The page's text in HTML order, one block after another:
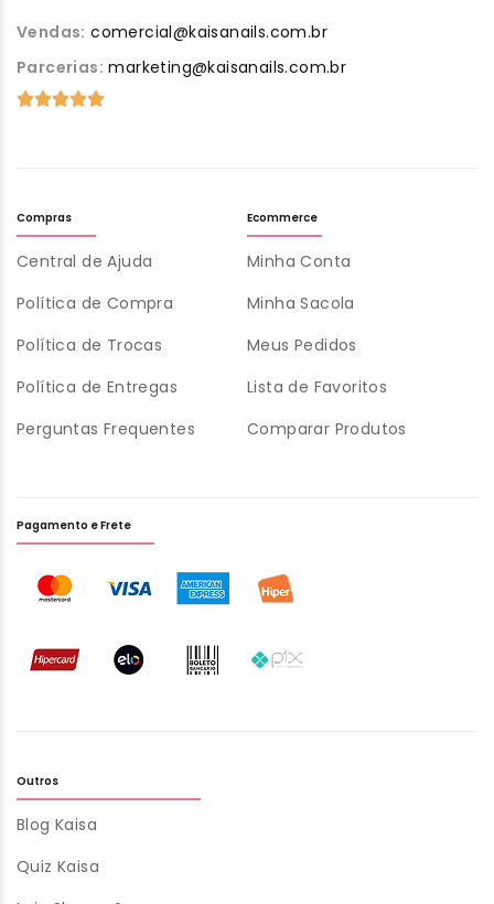
Vendas: comercial@kaisanails.com.br
Parcerias: marketing@kaisanails.com.br
Compras
Central de Ajuda
Política de Compra
Política de Trocas
Política de Entregas
Perguntas Frequentes
Ecommerce
Minha Conta
Minha Sacola
Meus Pedidos
Lista de Favoritos
Comparar Produtos
Outros
Blog Kaisa
Quiz Kaisa
Pagamento e Frete